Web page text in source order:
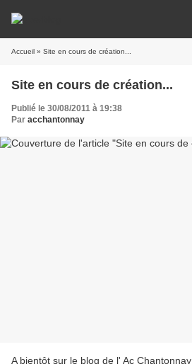
Accueil » Site en cours de création...
Site en cours de création...
Publié le 30/08/2011 à 19:38
Par acchantonnay
A bientôt sur le blog de l' Ac Chantonnay